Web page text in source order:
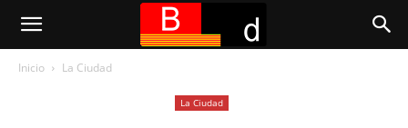
Inicio La Ciudad
La Ciudad